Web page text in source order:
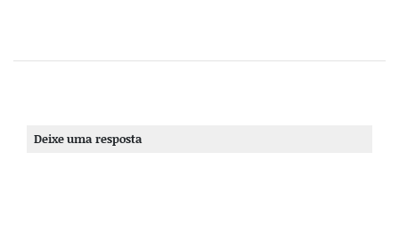
Deixe uma resposta